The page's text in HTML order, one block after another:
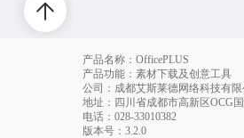
产品名称：OfficePLUS
产品功能：素材下载及创意工具
公司：成都艾斯莱德网络科技有限
地址：四川省成都市高新区OCG
电话 ：028-33010382
版本号：3.2.0